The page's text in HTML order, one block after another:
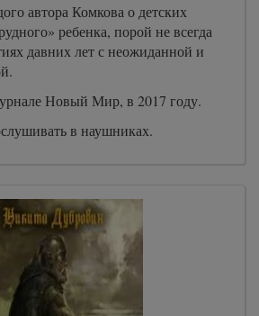
автора Комкова о детских
ребенка, порой не всегда
давних лет с неожиданной и
Новый Мир, в 2017 году.
в наушниках.